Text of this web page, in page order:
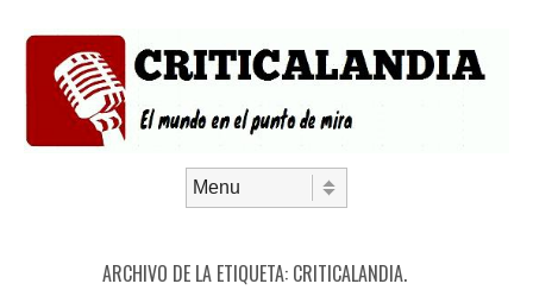
ARCHIVO DE LA ETIQUETA: CRITICALANDIA.